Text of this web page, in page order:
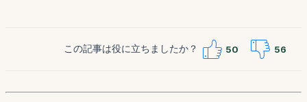
この記事は役に立ちましたか？ 50 56